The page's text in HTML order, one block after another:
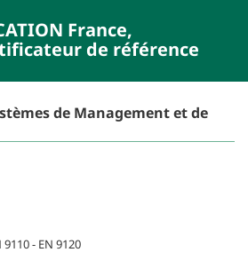
France,
de référence
de Management et de
- EN 9120